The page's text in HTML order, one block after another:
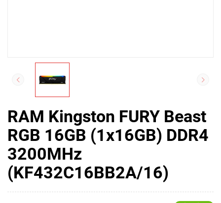
RAM Kingston FURY Beast
RGB 16GB (1x16GB) DDR4
3200MHz
(KF432C16BB2A/16)